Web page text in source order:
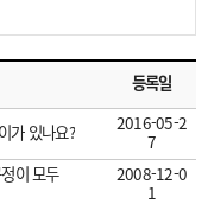
등록일
가 있나요?
2016-05-2
7
이 모두
2008-12-0
1